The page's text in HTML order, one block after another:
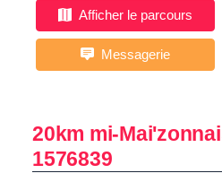
Afficher le parcours
Messagerie
20km mi-
1576839